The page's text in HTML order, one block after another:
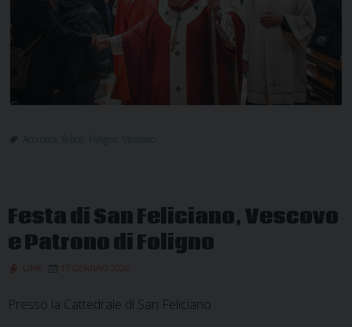
Accrocca felice Foligno Vescovo
Festa di San Feliciano, Vescovo
e Patrono di Foligno
LINK 17 GENNAIO 2026
Presso la Cattedrale di San Feliciano